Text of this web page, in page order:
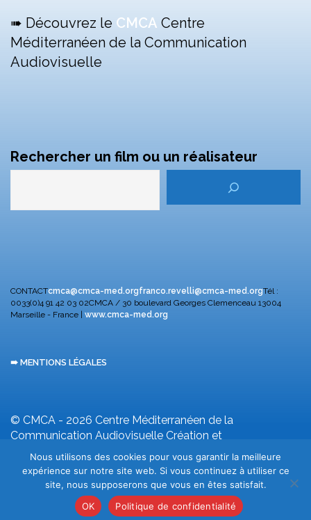
➠ Découvrez le CMCA Centre
Méditerranéen de la Communication
Audiovisuelle
Rechercher un film ou un réalisateur
CONTACTcmca@cmca-med.orgfranco.revelli@cmca-med.orgTél :
0033(0)4 91 42 03 02CMCA / 30 boulevard Georges Clemenceau 13004
Marseille - France | www.cmca-med.org
➠ MENTIONS LÉGALES
© CMCA - 2026 Centre Méditerranéen de la
Communication Audiovisuelle Création et
développement F. Revelli
Nous utilisons des cookies pour vous garantir la meilleure
expérience sur notre site web. Si vous continuez à utiliser ce
site, nous supposerons que vous en êtes satisfait.
OK
Politique de confidentialité